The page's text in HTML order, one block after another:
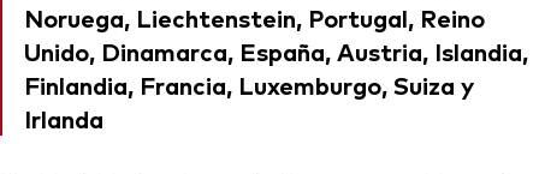
Noruega, Liechtenstein, Portugal, Reino
Unido, Dinamarca, España, Austria, Islandia,
Finlandia, Francia, Luxemburgo, Suiza y
Irlanda